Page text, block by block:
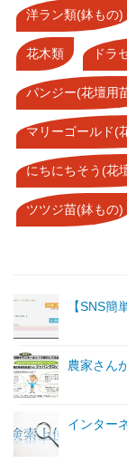
洋ラン類(鉢もの)
花木類 ドラ
パンジー(花壇用
マリーゴールド(
にちにちそう(花
ツツジ苗(鉢もの)
【SNS簡
農家さん
インター